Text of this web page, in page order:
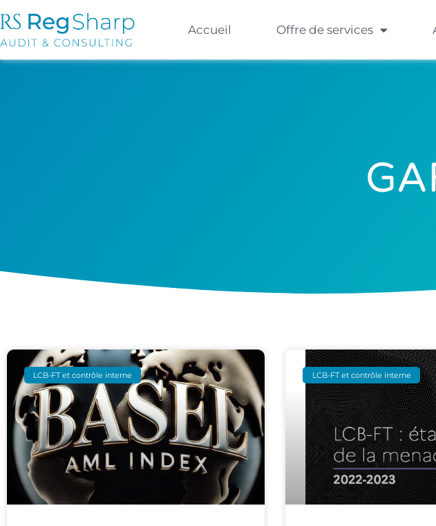
Accueil Offre de services
LCB-FT et contrôle interne LCB-FT et contrôle interne